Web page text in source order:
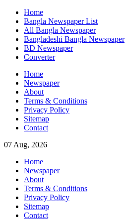
Skip
content
Home
Bangla Newspaper List
All Bangla Newspaper
Bangladeshi Bangla Newspaper
BD Newspaper
Converter
Home
Newspaper
About
Terms & Conditions
Privacy Policy
Sitemap
Contact
07 Aug, 2026
Home
Newspaper
About
Terms & Conditions
Privacy Policy
Sitemap
Contact